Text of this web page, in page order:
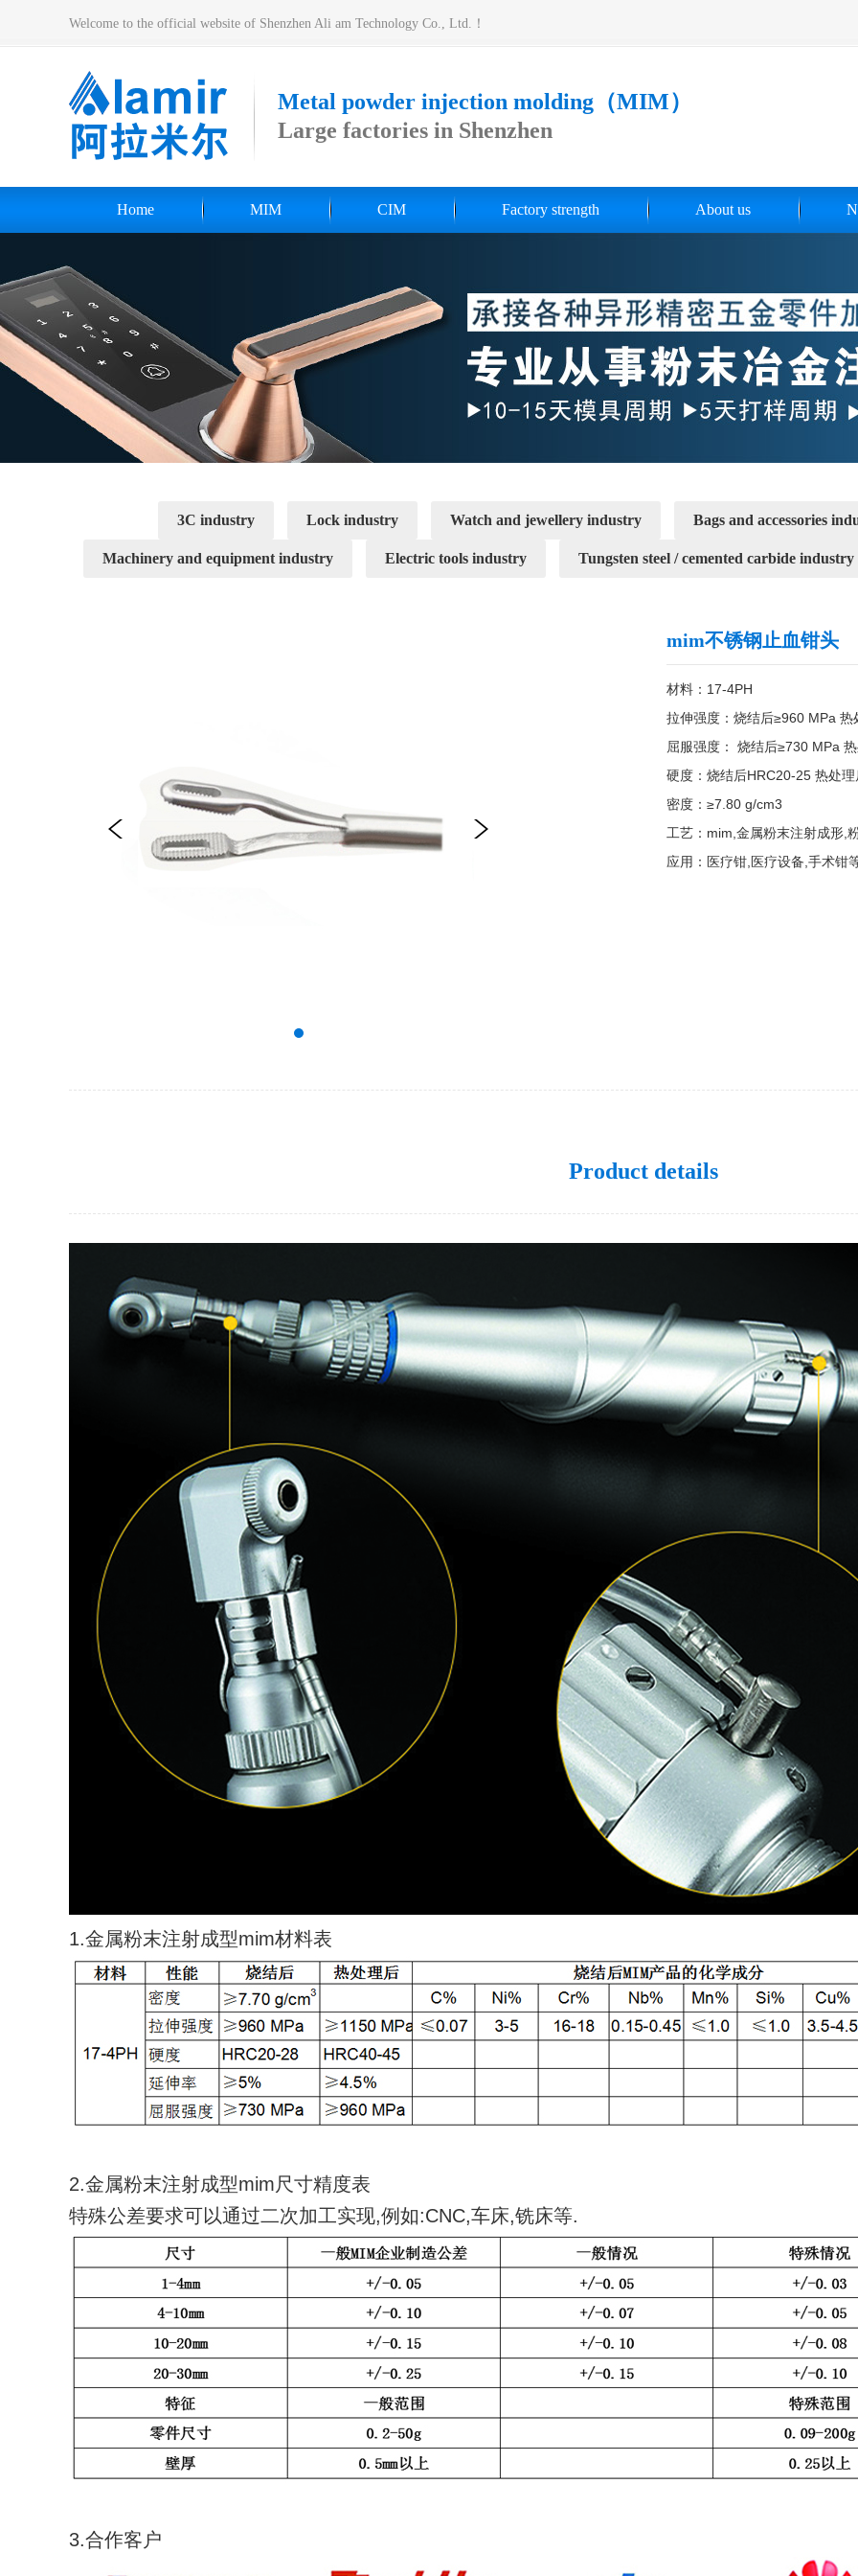
Welcome to the official website of Shenzhen Ali am Technology Co., Ltd.！
Metal powder injection molding（MIM）
Large factories in Shenzhen
Home MIM CIM Factory strength About us
3C industry Lock industry Watch and jewellery industry Bags and accessories
Machinery and equipment industry Electric tools industry Tungsten steel / cemented carbide industry
mim不锈钢止血钳头
材料：17-4PH
拉伸强度：烧结后≥960 MPa 热
屈服强度： 烧结后≥730 MPa
硬度：烧结后HRC20-25 热处
密度：≥7.80 g/cm3
工艺：mim,金属粉末注射成形,
应用：医疗钳,医疗设备,手术钳
Product details
1.金属粉末注射成型mim材料表
2.金属粉末注射成型mim尺寸精度表
特殊公差要求可以通过二次加工实现,例如:CNC,车床,铣床等.
3.合作客户